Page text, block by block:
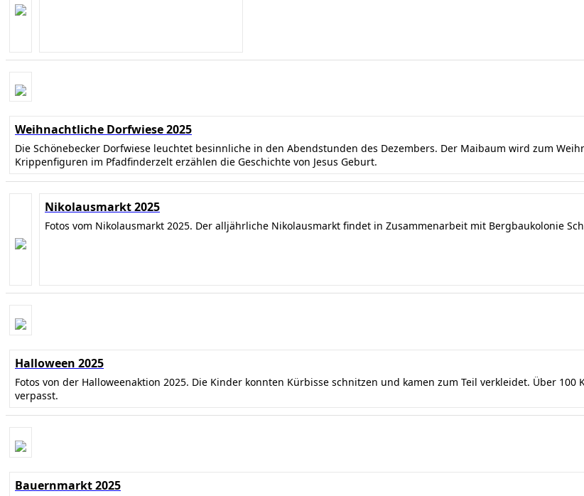
Weihnachtliche Dorfwiese 2025
Die Schönebecker Dorfwiese leuchtet besinnliche in den Abendstunden des Dezembers. Der Maibaum wird zum
Krippenfiguren im Pfadfinderzelt erzählen die Geschichte von Jesus Geburt.
Nikolausmarkt 2025
Fotos vom Nikolausmarkt 2025. Der alljährliche Nikolausmarkt findet in Zusammenarbeit mit Bergbaukolonie
Halloween 2025
Fotos von der Halloweenaktion 2025. Die Kinder konnten Kürbisse schnitzen und kamen zum Teil verkleidet. Über
verpasst.
Bauernmarkt 2025